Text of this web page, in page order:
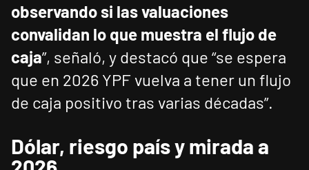
observando si las valuaciones
convalidan lo que muestra el flujo de
caja”, señaló, y destacó que “se espera
que en 2026 YPF vuelva a tener un flujo
de caja positivo tras varias décadas”.
Dólar, riesgo país y mirada a